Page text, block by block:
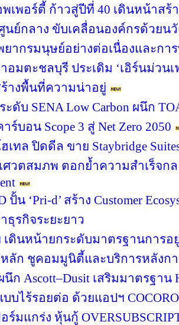
เพอร์ตี้ ก้าวสู่ปีที่ 40 เดินหน้าสร้
นย์กลาง ขับเคลื่อนองค์กรด้วยน
ากรมนุษย์อย่างต่อเนื่องและกา
อมตะชลบุรี ประเดิม ‘เอิร์นม่วนเ
างพื้นที่ความน่าอยู่
ะดับ SENA Low Carbon ผนึก
ร์บอน Scope 3 สู่ Net Zero 2050
เทล ปิดดีล ขาย Staybridge
วตสมภพ ตอกย้ำความสำเร็จกล
ปั้น ‘Pri-d’ สร้าง Customer
ธุรกิจระยะยาว
ดินหน้ายกระดับมาตรฐานการอยู่
ลัก ชูคอมมูนิตี้และบริการหลังกา
นึก Ascott–Dusit เสริมมาตรฐา
บไร้รอยต่อ ด้วยแอปฯ COCORO
ร์มแกร่ง หุ้นกู้